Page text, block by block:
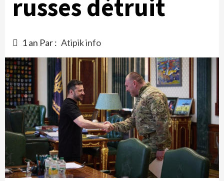
russes détruit
1 an Par : Atipik info